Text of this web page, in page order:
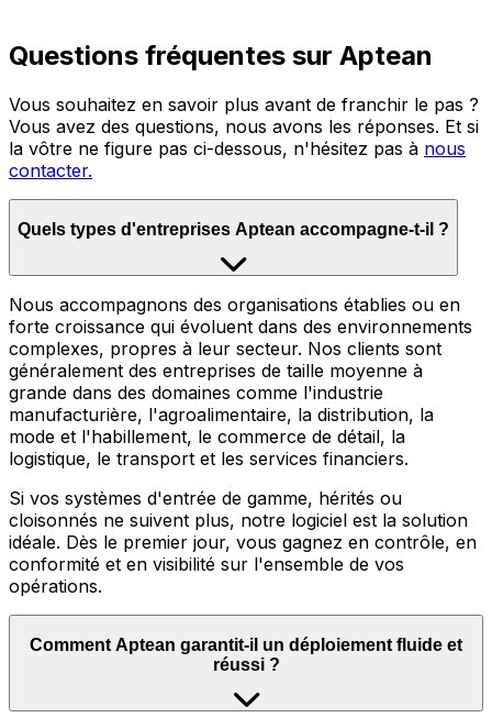
Questions fréquentes sur Aptean
Vous souhaitez en savoir plus avant de franchir le pas ?
Vous avez des questions, nous avons les réponses. Et si
la vôtre ne figure pas ci-dessous, n'hésitez pas à nous
contacter.
Quels types d'entreprises Aptean accompagne-t-il ?
Nous accompagnons des organisations établies ou en
forte croissance qui évoluent dans des environnements
complexes, propres à leur secteur. Nos clients sont
généralement des entreprises de taille moyenne à
grande dans des domaines comme l'industrie
manufacturière, l'agroalimentaire, la distribution, la
mode et l'habillement, le commerce de détail, la
logistique, le transport et les services financiers.
Si vos systèmes d'entrée de gamme, hérités ou
cloisonnés ne suivent plus, notre logiciel est la solution
idéale. Dès le premier jour, vous gagnez en contrôle, en
conformité et en visibilité sur l'ensemble de vos
opérations.
Comment Aptean garantit-il un déploiement fluide et
réussi ?